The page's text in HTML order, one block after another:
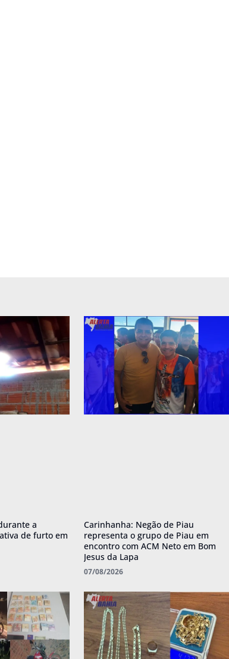
a
de furto em
Carinhanha: Negão de Piau
representa o grupo de Piau em
encontro com ACM Neto em Bom
Jesus da Lapa
07/08/2026